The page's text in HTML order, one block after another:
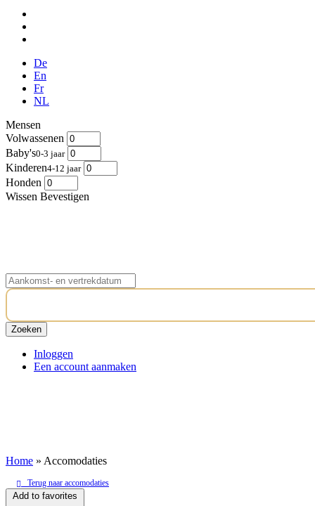
De
En
Fr
NL
Mensen
Volwassenen
Baby's0-3 jaar
Kinderen4-12 jaar
Honden
Wissen Bevestigen
Inloggen
Een account aanmaken
Home » Accomodaties
Terug naar accomodaties
Add to favorites